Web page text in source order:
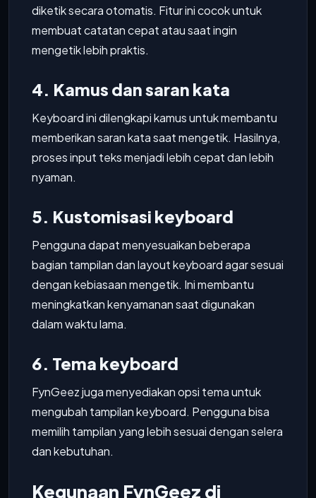
diketik secara otomatis. Fitur ini cocok untuk
membuat catatan cepat atau saat ingin
mengetik lebih praktis.
4. Kamus dan saran kata
Keyboard ini dilengkapi kamus untuk membantu
memberikan saran kata saat mengetik. Hasilnya,
proses input teks menjadi lebih cepat dan lebih
nyaman.
5. Kustomisasi keyboard
Pengguna dapat menyesuaikan beberapa
bagian tampilan dan layout keyboard agar sesuai
dengan kebiasaan mengetik. Ini membantu
meningkatkan kenyamanan saat digunakan
dalam waktu lama.
6. Tema keyboard
FynGeez juga menyediakan opsi tema untuk
mengubah tampilan keyboard. Pengguna bisa
memilih tampilan yang lebih sesuai dengan selera
dan kebutuhan.
Kegunaan FynGeez di